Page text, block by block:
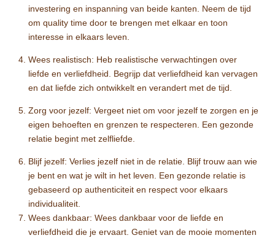
investering en inspanning van beide kanten. Neem de tijd
om quality time door te brengen met elkaar en toon
interesse in elkaars leven.
Wees realistisch: Heb realistische verwachtingen over
liefde en verliefdheid. Begrijp dat verliefdheid kan vervagen
en dat liefde zich ontwikkelt en verandert met de tijd.
Zorg voor jezelf: Vergeet niet om voor jezelf te zorgen en je
eigen behoeften en grenzen te respecteren. Een gezonde
relatie begint met zelfliefde.
Blijf jezelf: Verlies jezelf niet in de relatie. Blijf trouw aan wie
je bent en wat je wilt in het leven. Een gezonde relatie is
gebaseerd op authenticiteit en respect voor elkaars
individualiteit.
Wees dankbaar: Wees dankbaar voor de liefde en
verliefdheid die je ervaart. Geniet van de mooie momenten